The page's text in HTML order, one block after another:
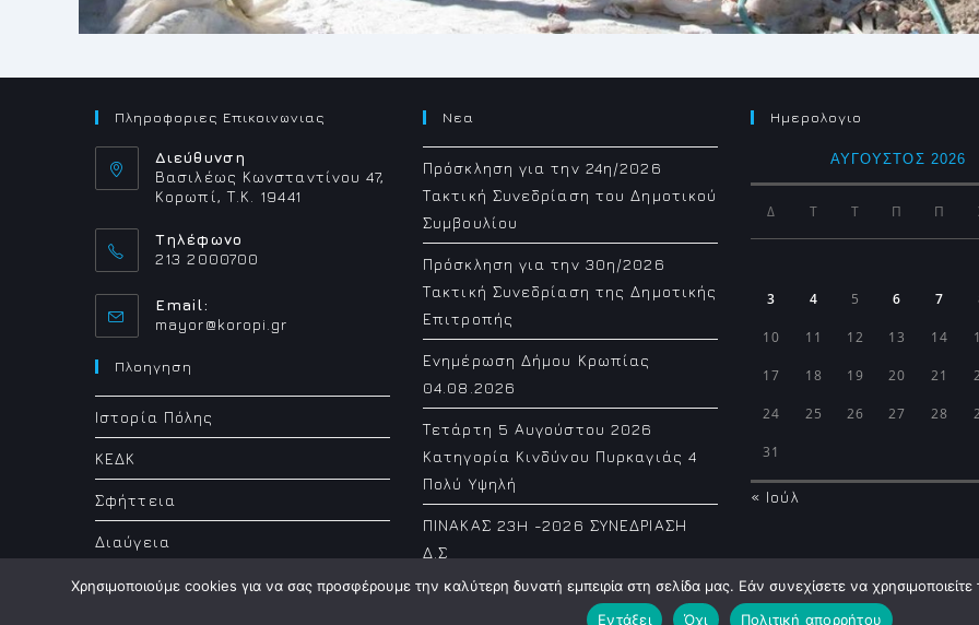
Πληροφοριες Επικοινωνιας
Διεύθυνση
Βασιλέως Κωνσταντίνου 47,
Κορωπί, Τ.Κ. 19441
Τηλέφωνο
213 2000700
Email:
mayor@koropi.gr
Πλοηγηση
Ιστορία Πόλης
ΚΕΔΚ
Σφήττεια
Διαύγεια
Νεα
Πρόσκληση για την 24η/2026
Τακτική Συνεδρίαση του Δημοτικού
Συμβουλίου
Πρόσκληση για την 30η/2026
Τακτική Συνεδρίαση της Δημοτικής
Επιτροπής
Ενημέρωση Δήμου Κρωπίας
04.08.2026
Τετάρτη 5 Αυγούστου 2026
Κατηγορία Κινδύνου Πυρκαγιάς 4
Πολύ Υψηλή
ΠΙΝΑΚΑΣ 23H -2026 ΣΥΝΕΔΡΙΑΣΗ
Δ.Σ
Ημερολογιο
ΑΎΓΟΥΣΤΟΣ 2026
Δ Τ Τ Π Π
3 4 5 6 7
10 11 12 13 14
17 18 19 20 21
24 25 26 27 28
31
« Ιούλ
Χρησιμοποιούμε cookies για να σας προσφέρουμε την καλύτερη δυνατή εμπειρία στη σελίδα μας. Εάν συνεχίσετε να
Εντάξει
Όχι Πολιτική απορρήτου